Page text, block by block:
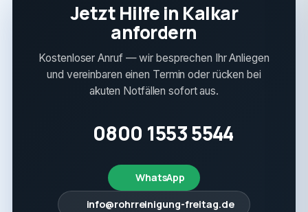
Jetzt Hilfe in Kalkar
anfordern
Kostenloser Anruf — wir besprechen Ihr Anliegen
und vereinbaren einen Termin oder rücken bei
akuten Notfällen sofort aus.
0800 1553 5544
WhatsApp
info@rohrreinigung-freitag.de